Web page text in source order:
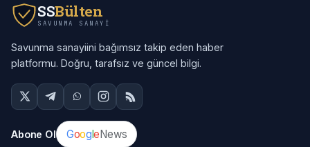
SSBülten
SAVUNMA SANAYI
Savunma sanayiini bağımsız takip eden haber
platformu. Doğru, tarafsız ve güncel bilgi.
Abone Ol GoogleNews